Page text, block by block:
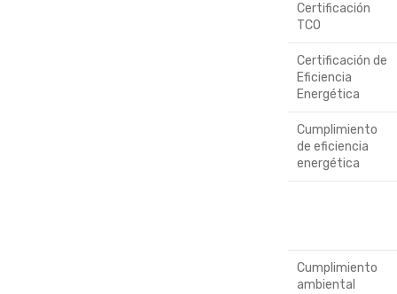
Certificación
TCO
Certificación de
Eficiencia
Energética
Cumplimiento
de eficiencia
energética
Cumplimiento
ambiental